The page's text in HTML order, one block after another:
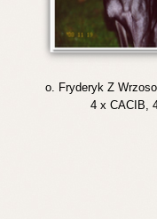
o. Fryderyk Z
4 x CACIB,